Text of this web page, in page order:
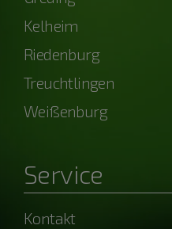
Kelheim
Riedenburg
Treuchtlingen
Weißenburg
Service
Kontakt